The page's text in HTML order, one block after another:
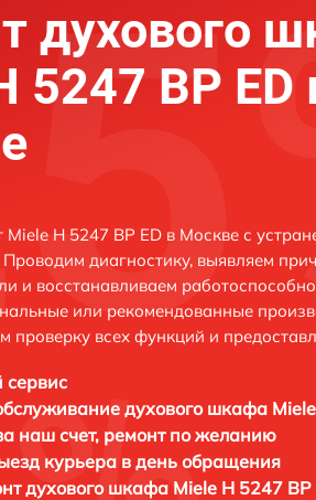
духового
5247 BP ED
H 5247 BP ED в Москве с
диагностику, выявляем
и восстанавливаем
или рекомендованные
проверку всех функций и
духового шкафа
наш счет, ремонт по желанию
курьера в день обращения
духового шкафа Miele H 5247 BP